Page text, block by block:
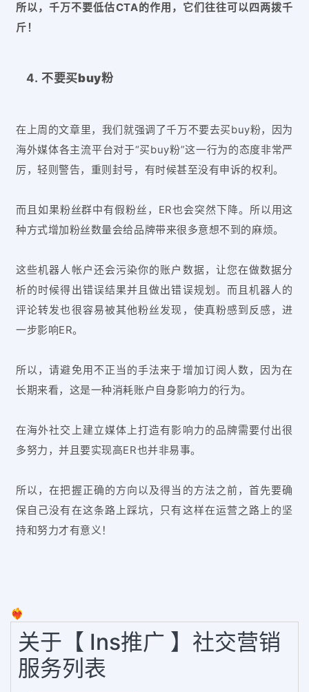
所以，千万不要低估CTA的作用，它们往往可以四两拨千
斤！
不要买buy粉
在上周的文章里，我们就强调了千万不要去买buy粉，因为
海外媒体各主流平台对于“买buy粉”这一行为的态度非常严
厉，轻则警告，重则封号，有时候甚至没有申诉的权利。
而且如果粉丝群中有假粉丝，ER也会突然下降。所以用这
种方式增加粉丝数量会给品牌带来很多意想不到的麻烦。
这些机器人帐户还会污染你的账户数据，让您在做数据分
析的时候得出错误结果并且做出错误规划。而且机器人的
评论转发也很容易被其他粉丝发现，使真粉感到反感，进
一步影响ER。
所以，请避免用不正当的手法来于增加订阅人数，因为在
长期来看，这是一种消耗账户自身影响力的行为。
在海外社交上建立媒体上打造有影响力的品牌需要付出很
多努力，并且要实现高ER也并非易事。
所以，在把握正确的方向以及得当的方法之前，首先要确
保自己没有在这条路上踩坑，只有这样在运营之路上的坚
持和努力才有意义！
❤️‍🔥
关于【 Ins推广 】社交营销
服务列表